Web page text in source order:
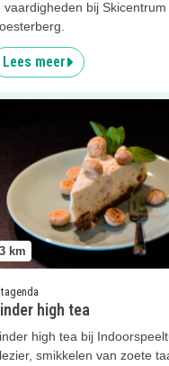
vaardigheden bij Skicentrum
Lees meer
km
high tea
high tea bij
smikkelen van zoete
meer